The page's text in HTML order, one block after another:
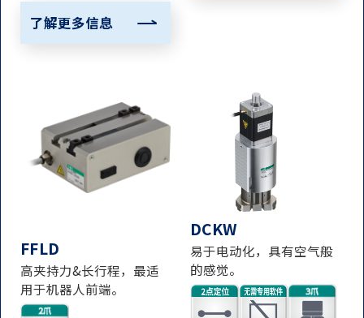
了解更多信息
FFLD
高夹持力&长行程，最适
用于机器人前端。
DCKW
易于电动化，具有空气般
的感觉。